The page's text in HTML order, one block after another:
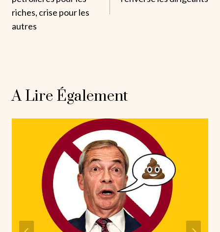
L’article
riches, crise pour les
autres
A Lire Également